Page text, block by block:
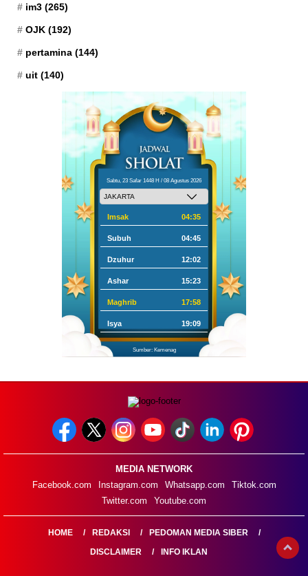
im3 (265)
OJK (192)
pertamina (144)
uit (140)
Sabtu, 23 Safar 1448 H / 08 Agustus 2026
Imsak 04:35
Subuh 04:45
Dzuhur 12:02
Ashar 15:23
Maghrib 17:58
Isya 19:09
Sumber: Kemenag
MEDIA NETWORK
Facebook.com
Instagram.com Whatsapp.com
Tiktok.com
Twitter.com
Youtube.com
HOME REDAKSI
PEDOMAN MEDIA SIBER
DISCLAIMER
INFO IKLAN